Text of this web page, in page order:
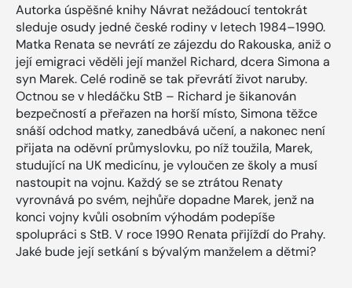
Autorka úspěšné knihy Návrat nežádoucí tentokrát
sleduje osudy jedné české rodiny v letech 1984–1990.
Matka Renata se nevrátí ze zájezdu do Rakouska, aniž o
její emigraci věděli její manžel Richard, dcera Simona a
syn Marek. Celé rodině se tak převrátí život naruby.
Octnou se v hledáčku StB – Richard je šikanován
bezpečností a přeřazen na horší místo, Simona těžce
snáší odchod matky, zanedbává učení, a nakonec není
přijata na oděvní průmyslovku, po níž toužila, Marek,
studující na UK medicínu, je vyloučen ze školy a musí
nastoupit na vojnu. Každý se se ztrátou Renaty
vyrovnává po svém, nejhůře dopadne Marek, jenž na
konci vojny kvůli osobním výhodám podepíše
spolupráci s StB. V roce 1990 Renata přijíždí do Prahy.
Jaké bude její setkání s bývalým manželem a dětmi?